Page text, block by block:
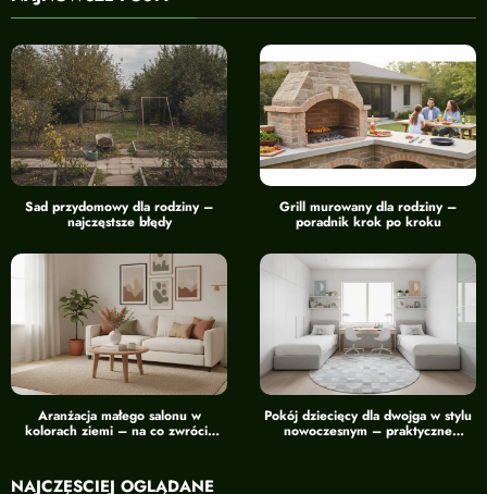
Sad przydomowy dla rodziny –
najczęstsze błędy
Grill murowany dla rodziny –
poradnik krok po kroku
Aranżacja małego salonu w
kolorach ziemi – na co zwrócić
Pokój dziecięcy dla dwojga w stylu
nowoczesnym – praktyczne
NAJCZĘŚCIEJ OGLĄDANE